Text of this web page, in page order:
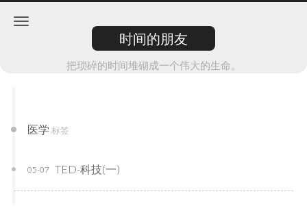
时间的朋友
把琐碎的时间堆砌成一个伟大的生命。
医学 标签
TED-科技(一)
05-07